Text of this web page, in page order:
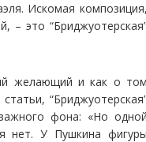
Искомая
– это
желающий и как о
фона: «Но
нет. У Пушкина